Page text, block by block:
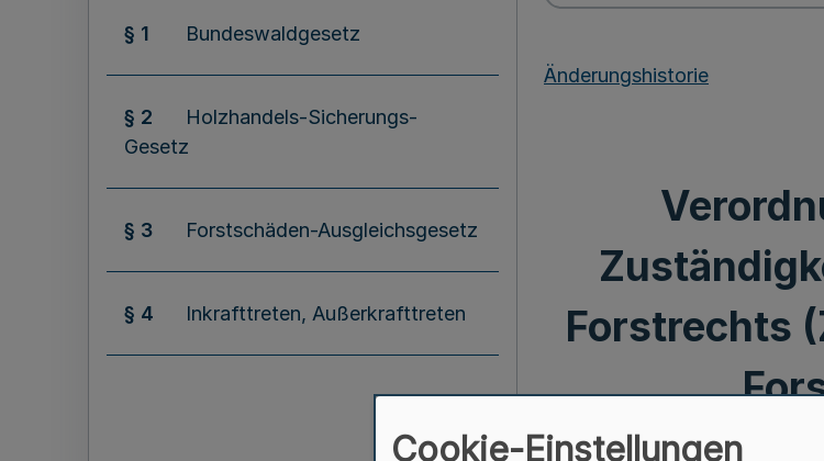
§ 1 Bundeswaldgesetz
§ 2
Holzhandels-Sicherungs-
Gesetz
§ 3 Forstschäden-Ausgleichsgesetz
§ 4 Inkrafttreten, Außerkrafttreten
Änderungshistorie
Forstrechts
Cookie-Einstellungen